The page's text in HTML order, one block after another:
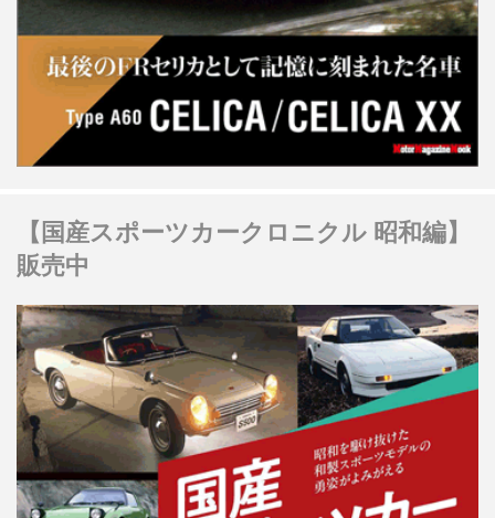
【国産スポーツカークロニクル 昭和編】
販売中